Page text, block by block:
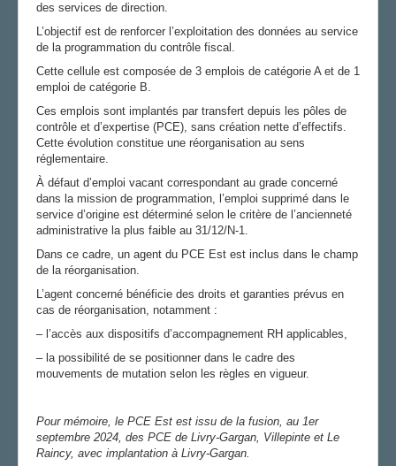
des services de direction.
L’objectif est de renforcer l’exploitation des données au service
de la programmation du contrôle fiscal.
Cette cellule est composée de 3 emplois de catégorie A et de 1
emploi de catégorie B.
Ces emplois sont implantés par transfert depuis les pôles de
contrôle et d’expertise (PCE), sans création nette d’effectifs.
Cette évolution constitue une réorganisation au sens
réglementaire.
À défaut d’emploi vacant correspondant au grade concerné
dans la mission de programmation, l’emploi supprimé dans le
service d’origine est déterminé selon le critère de l’ancienneté
administrative la plus faible au 31/12/N-1.
Dans ce cadre, un agent du PCE Est est inclus dans le champ
de la réorganisation.
L’agent concerné bénéficie des droits et garanties prévus en
cas de réorganisation, notamment :
– l’accès aux dispositifs d’accompagnement RH applicables,
– la possibilité de se positionner dans le cadre des
mouvements de mutation selon les règles en vigueur.
Pour mémoire, le PCE Est est issu de la fusion, au 1er
septembre 2024, des PCE de Livry-Gargan, Villepinte et Le
Raincy, avec implantation à Livry-Gargan.